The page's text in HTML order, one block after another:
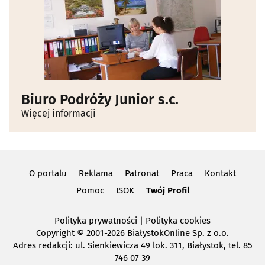
Zwierzęta - szkolenie(4)
Biuro Podróży Junior s.c.
Więcej informacji
O portalu Reklama Patronat Praca
Kontakt
Pomoc
ISOK Twój Profil
Polityka prywatności | Polityka cookies
Copyright © 2001-2026 BiałystokOnline Sp. z o.o.
Adres redakcji: ul. Sienkiewicza 49 lok. 311, Białystok, tel. 85
746 07 39